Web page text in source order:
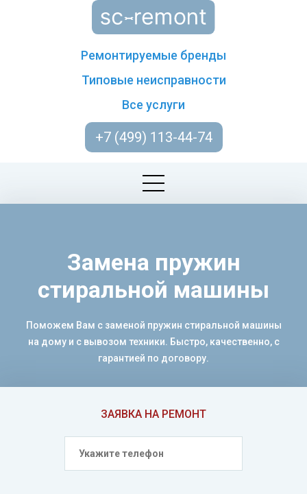
Ремонтируемые бренды
Типовые неисправности
Все услуги
+7 (499) 113-44-74
ЗАЯВКА НА РЕМОНТ
Замена пружин
стиральной машины
Поможем Вам с заменой пружин стиральной машины
на дому и с вывозом техники. Быстро, качественно, с
гарантией по договору.